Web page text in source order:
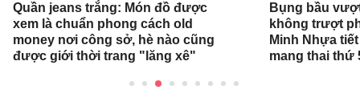
Quần jeans trắng: Món đồ được
xem là chuẩn phong cách old
money nơi công sở, hè nào cũng
được giới thời trang "lăng xê"
Bụng bầu
không trượt
Minh Nhựa
mang thai thứ